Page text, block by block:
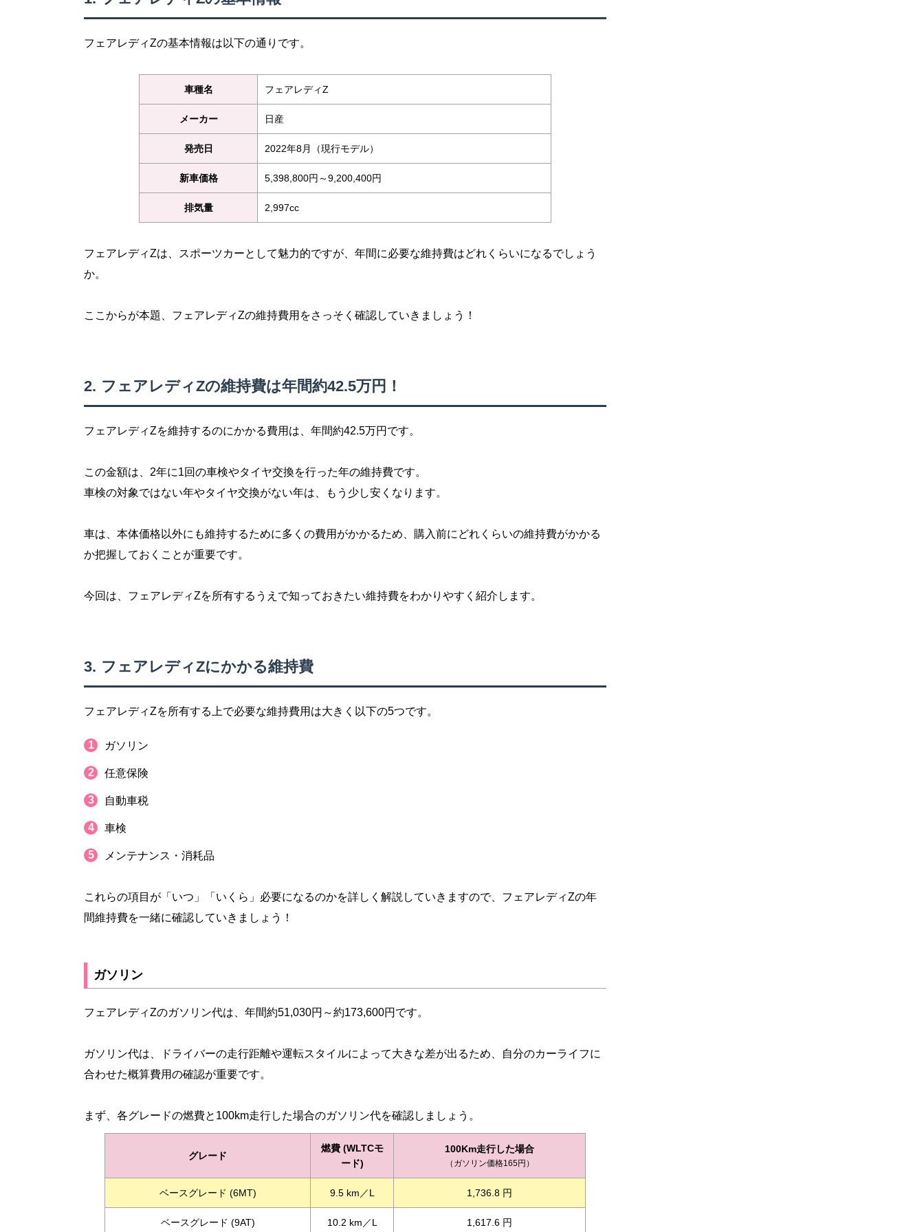
フェアレディZの基本情報は以下の通りです。
車種名 フェアレディZ
メーカー 日産
発売日 2022年8月（現行モデル）
新車価格 5,398,800円～9,200,400円
排気量 2,997cc
フェアレディZは、スポーツカーとして魅力的ですが、年間に必要な維持費はどれくらいになるでしょう
か。
ここからが本題、フェアレディZの維持費用をさっそく確認していきましょう！
フェアレディZの維持費は年間約42.5万円！
フェアレディZを維持するのにかかる費用は、年間約42.5万円です。
この金額は、2年に1回の車検やタイヤ交換を行った年の維持費です。
車検の対象ではない年やタイヤ交換がない年は、もう少し安くなります。
車は、本体価格以外にも維持するために多くの費用がかかるため、購入前にどれくらいの維持費がかかる
か把握しておくことが重要です。
今回は、フェアレディZを所有するうえで知っておきたい維持費をわかりやすく紹介します。
フェアレディZにかかる維持費
フェアレディZを所有する上で必要な維持費用は大きく以下の5つです。
ガソリン
任意保険
自動車税
車検
メンテナンス・消耗品
これらの項目が「いつ」「いくら」必要になるのかを詳しく解説していきますので、フェアレディZの年
間維持費を一緒に確認していきましょう！
ガソリン
フェアレディZのガソリン代は、年間約51,030円～約173,600円です。
ガソリン代は、ドライバーの走行距離や運転スタイルによって大きな差が出るため、自分のカーライフに
合わせた概算費用の確認が重要です。
まず、各グレードの燃費と100km走行した場合のガソリン代を確認しましょう。
グレード
燃費 (WLTCモ
ード)
100Km走行した場合
（ガソリン価格165円）
ベースグレード (6MT) 9.5 km／L 1,736.8 円
ベースグレード (9AT) 10.2 km／L 1,617.6 円